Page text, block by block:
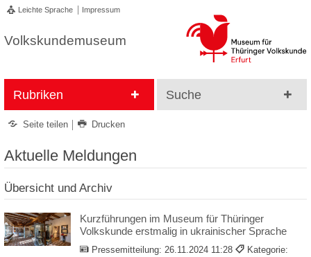
Leichte Sprache Impressum
Volkskundemuseum
Rubriken Suche
Seite teilen Drucken
Aktuelle Meldungen
Übersicht und Archiv
Kurzführungen im Museum für Thüringer
Volkskunde erstmalig in ukrainischer Sprache
Pressemitteilung: 26.11.2024 11:28
Kategorie: